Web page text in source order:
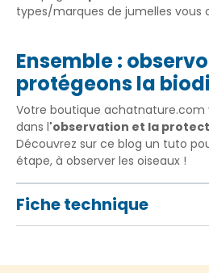
types/marques de jumelles vous
Ensemble :
protégeons la
Votre boutique
dans l'observation et la
Découvrez sur ce blog un tuto
étape, à observer les oiseaux !
Fiche technique